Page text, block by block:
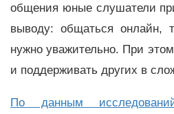
общения юные слушатели
выводу: общаться онлайн,
нужно уважительно. При
и поддерживать других в
По данным